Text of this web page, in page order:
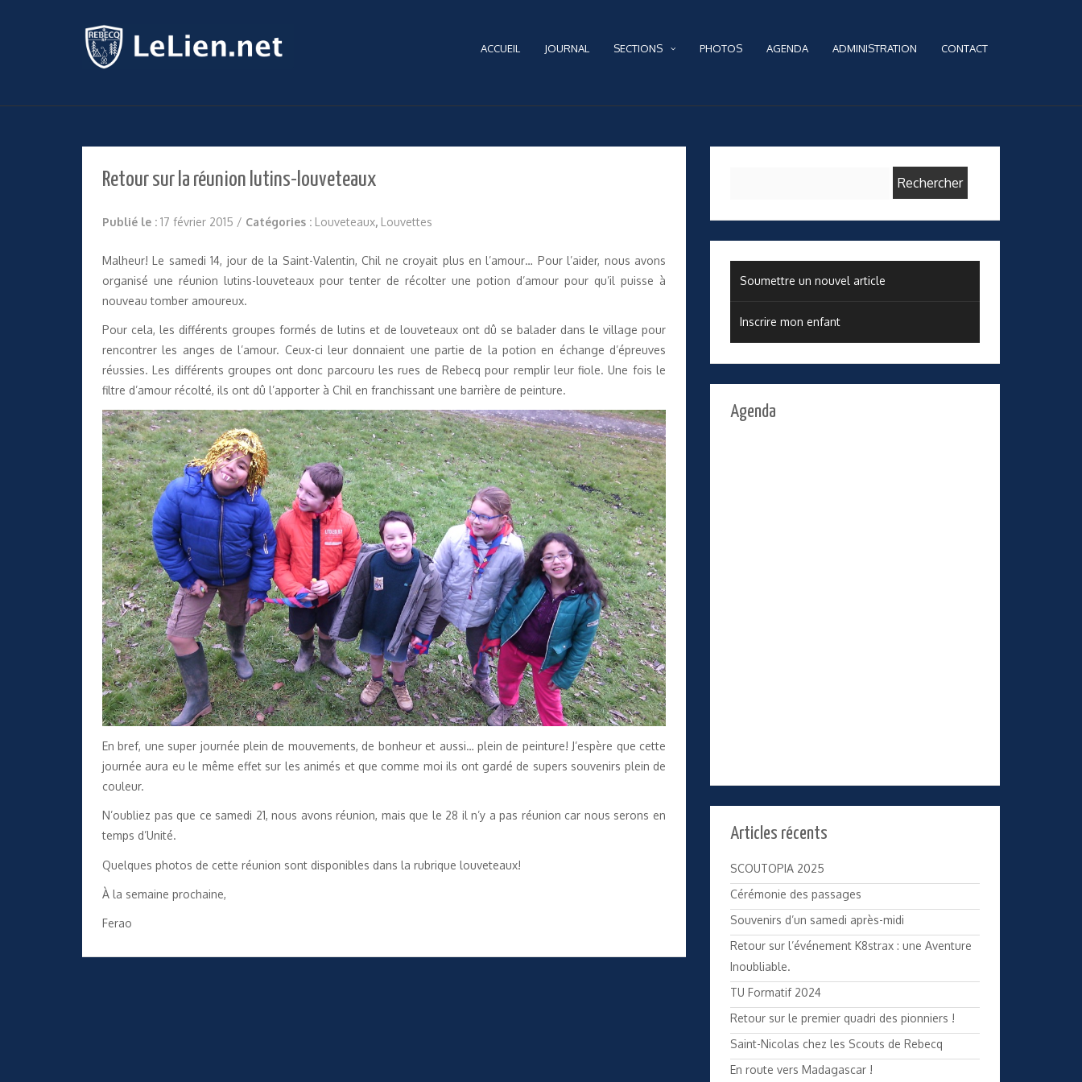
ACCUEIL JOURNAL SECTIONS PHOTOS AGENDA ADMINISTRATION CONTACT
Retour sur la réunion lutins-louveteaux
Publié le : 17 février 2015 / Catégories : Louveteaux, Louvettes
Malheur! Le samedi 14, jour de la Saint-Valentin, Chil ne croyait plus en l’amour… Pour l’aider, nous avons
organisé une réunion lutins-louveteaux pour tenter de récolter une potion d’amour pour qu’il puisse à
nouveau tomber amoureux.
Pour cela, les différents groupes formés de lutins et de louveteaux ont dû se balader dans le village pour
rencontrer les anges de l’amour. Ceux-ci leur donnaient une partie de la potion en échange d’épreuves
réussies. Les différents groupes ont donc parcouru les rues de Rebecq pour remplir leur fiole. Une fois le
filtre d’amour récolté, ils ont dû l’apporter à Chil en franchissant une barrière de peinture.
En bref, une super journée plein de mouvements, de bonheur et aussi… plein de peinture! J’espère que cette
journée aura eu le même effet sur les animés et que comme moi ils ont gardé de supers souvenirs plein de
couleur.
N’oubliez pas que ce samedi 21, nous avons réunion, mais que le 28 il n’y a pas réunion car nous serons en
temps d’Unité.
Quelques photos de cette réunion sont disponibles dans la rubrique louveteaux!
À la semaine prochaine,
Ferao
Soumettre un nouvel article
Inscrire mon enfant
Agenda
Articles récents
SCOUTOPIA 2025
Cérémonie des passages
Souvenirs d’un samedi après-midi
Retour sur l’événement K8strax : une Aventure
Inoubliable.
TU Formatif 2024
Retour sur le premier quadri des pionniers !
Saint-Nicolas chez les Scouts de Rebecq
En route vers Madagascar !